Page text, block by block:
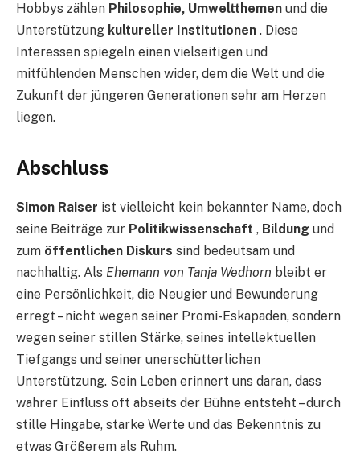
Hobbys zählen Philosophie, Umweltthemen und die
Unterstützung kultureller Institutionen . Diese
Interessen spiegeln einen vielseitigen und
mitfühlenden Menschen wider, dem die Welt und die
Zukunft der jüngeren Generationen sehr am Herzen
liegen.
Abschluss
Simon Raiser ist vielleicht kein bekannter Name, doch
seine Beiträge zur Politikwissenschaft , Bildung und
zum öffentlichen Diskurs sind bedeutsam und
nachhaltig. Als Ehemann von Tanja Wedhorn bleibt er
eine Persönlichkeit, die Neugier und Bewunderung
erregt – nicht wegen seiner Promi-Eskapaden, sondern
wegen seiner stillen Stärke, seines intellektuellen
Tiefgangs und seiner unerschütterlichen
Unterstützung. Sein Leben erinnert uns daran, dass
wahrer Einfluss oft abseits der Bühne entsteht – durch
stille Hingabe, starke Werte und das Bekenntnis zu
etwas Größerem als Ruhm.